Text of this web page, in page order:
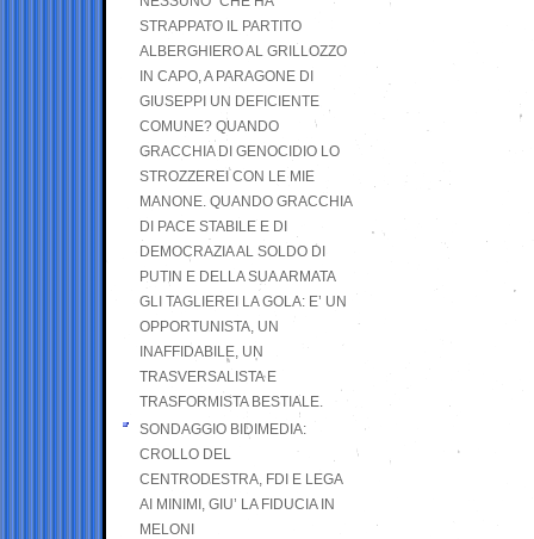
STRAPPATO IL PARTITO
ALBERGHIERO AL GRILLOZZO
IN CAPO, A PARAGONE DI
GIUSEPPI UN DEFICIENTE
COMUNE? QUANDO
GRACCHIA DI GENOCIDIO LO
STROZZEREI CON LE MIE
MANONE. QUANDO GRACCHIA
DI PACE STABILE E DI
DEMOCRAZIA AL SOLDO DI
PUTIN E DELLA SUA ARMATA
GLI TAGLIEREI LA GOLA: E’ UN
OPPORTUNISTA, UN
INAFFIDABILE, UN
TRASVERSALISTA E
TRASFORMISTA BESTIALE.
SONDAGGIO BIDIMEDIA:
CROLLO DEL
CENTRODESTRA, FDI E LEGA
AI MINIMI, GIU’ LA FIDUCIA IN
MELONI